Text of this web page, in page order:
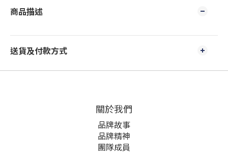
商品描述
送貨及付款方式
關於我們
品牌故事
品牌精神
團隊成員